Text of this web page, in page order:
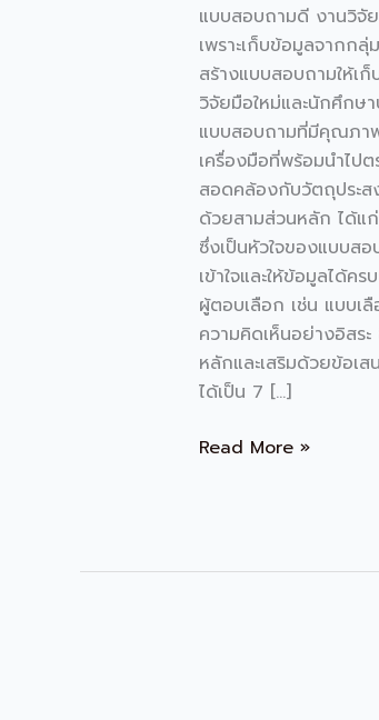
แบบสอบถามดี งานวิจั
เพราะเก็บข้อมูลจากก
สร้างแบบสอบถามให้เ
วิจัยมือใหม่และนักศึกษ
แบบสอบถามที่มีคุณภา
เครื่องมือที่พร้อมนำไป
สอดคล้องกับวัตถุประส
ด้วยสามส่วนหลัก ได้แ
ซึ่งเป็นหัวใจของแบบส
เข้าใจและให้ข้อมูลได้
ผู้ตอบเลือก เช่น แบบเ
ความคิดเห็นอย่างอิสร
หลักและเสริมด้วยข้อเ
ได้เป็น 7 […]
นี้
Read More »